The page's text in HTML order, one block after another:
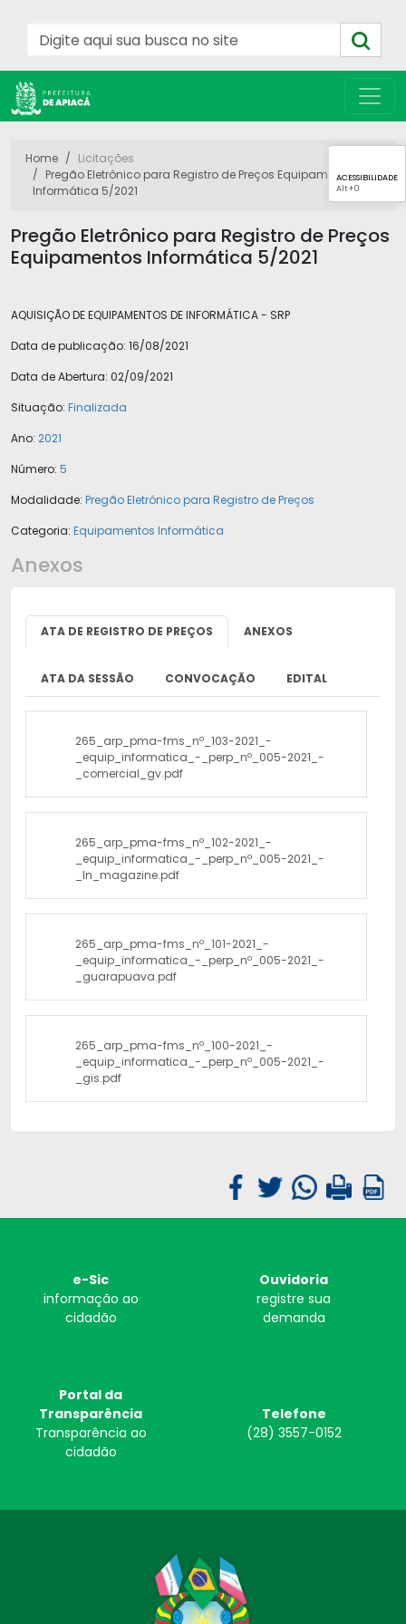
ACESSIBILIDADE
Alt+0
Home
Licitações
Pregão Eletrônico para Registro de Preços Equipamentos
Informática 5/2021
Pregão Eletrônico para Registro de Preços
Equipamentos Informática 5/2021
AQUISIÇÃO DE EQUIPAMENTOS DE INFORMÁTICA - SRP
Data de publicação: 16/08/2021
Data de Abertura: 02/09/2021
Situação: Finalizada
Ano: 2021
Número: 5
Modalidade: Pregão Eletrônico para Registro de Preços
Categoria: Equipamentos Informática
Anexos
ATA DE REGISTRO DE PREÇOS ANEXOS
ATA DA SESSÃO CONVOCAÇÃO EDITAL
265_arp_pma-fms_nº_103-2021_-
_equip_informatica_-_perp_nº_005-2021_-
_comercial_gv.pdf
265_arp_pma-fms_nº_102-2021_-
_equip_informatica_-_perp_nº_005-2021_-
_ln_magazine.pdf
265_arp_pma-fms_nº_101-2021_-
_equip_informatica_-_perp_nº_005-2021_-
_guarapuava.pdf
265_arp_pma-fms_nº_100-2021_-
_equip_informatica_-_perp_nº_005-2021_-
_gis.pdf
e-Sic
informação ao
cidadão
Ouvidoria
registre sua
demanda
Portal da
Transparência
Transparência ao
cidadão
Telefone
(28) 3557-0152